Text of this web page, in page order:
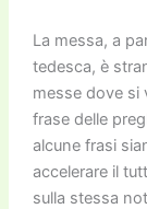
La messa, a
tedesca, è
messe dove si
frase delle
alcune frasi
accelerare il
sulla stessa